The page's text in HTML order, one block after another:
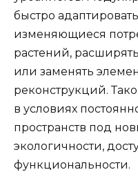
быстро
изменяющиеся
растений,
или заменять
реконструкций.
в условиях
пространств под
экологичности,
функциональности.